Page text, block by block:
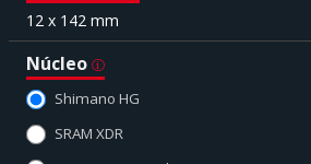
12 x 142 mm
Núcleo
Shimano HG
SRAM XDR